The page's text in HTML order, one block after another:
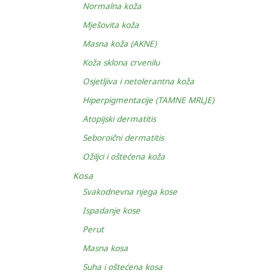
Normalna koža
Mješovita koža
Masna koža (AKNE)
Koža sklona crvenilu
Osjetljiva i netolerantna koža
Hiperpigmentacije (TAMNE MRLJE)
Atopijski dermatitis
Seboroični dermatitis
Ožiljci i oštećena koža
Kosa
Svakodnevna njega kose
Ispadanje kose
Perut
Masna kosa
Suha i oštećena kosa